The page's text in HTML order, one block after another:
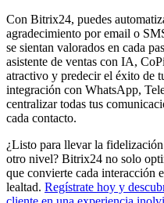
Con Bitrix24, puedes
agradecimiento por email o
se sientan valorados en cada
asistente de ventas con IA,
atractivo y predecir el éxito de
integración con WhatsApp,
centralizar todas tus
cada contacto.
¿Listo para llevar la
otro nivel? Bitrix24 no solo
que convierte cada interacción
lealtad. Regístrate hoy y